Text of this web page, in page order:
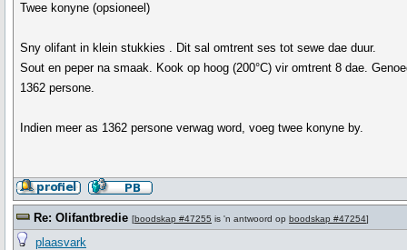
Twee konyne (opsioneel)
Sny olifant in klein stukkies . Dit sal omtrent ses tot sewe dae duur.
Sout en peper na smaak. Kook op hoog (200°C) vir omtrent 8 dae.
1362 persone.
Indien meer as 1362 persone verwag word, voeg twee konyne by.
Re: Olifantbredie [boodskap #47255 is 'n antwoord op boodskap #47254]
plaasvark